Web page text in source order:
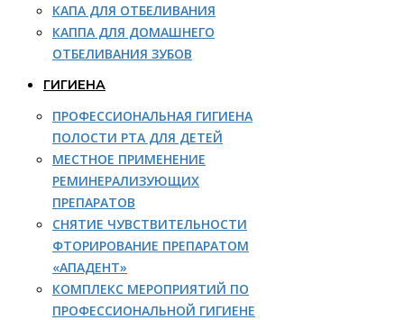
КАПА ДЛЯ ОТБЕЛИВАНИЯ
КАППА ДЛЯ ДОМАШНЕГО
ОТБЕЛИВАНИЯ ЗУБОВ
ГИГИЕНА
ПРОФЕССИОНАЛЬНАЯ ГИГИЕНА
ПОЛОСТИ РТА ДЛЯ ДЕТЕЙ
МЕСТНОЕ ПРИМЕНЕНИЕ
РЕМИНЕРАЛИЗУЮЩИХ
ПРЕПАРАТОВ
СНЯТИЕ ЧУВСТВИТЕЛЬНОСТИ
ФТОРИРОВАНИЕ ПРЕПАРАТОМ
«АПАДЕНТ»
КОМПЛЕКС МЕРОПРИЯТИЙ ПО
ПРОФЕССИОНАЛЬНОЙ ГИГИЕНЕ